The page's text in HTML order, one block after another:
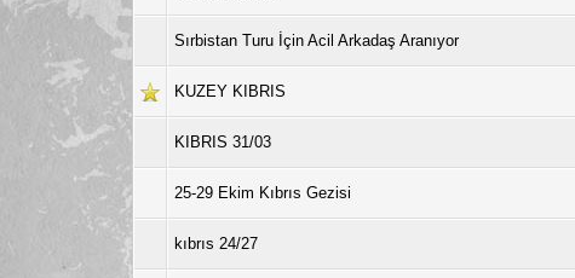
Sırbistan Turu İçin Acil Arkadaş Aranıyor
KUZEY KIBRIS
KIBRIS 31/03
25-29 Ekim Kıbrıs Gezisi
kıbrıs 24/27